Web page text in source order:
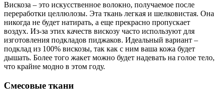
Вискоза – это искусственное волокно, получаемое после
переработки целлюлозы. Эта ткань легкая и шелковистая. Она
никогда не будет натирать, а еще прекрасно пропускает
воздух. Из-за этих качеств вискозу часто используют для
изготовления подкладов пиджаков. Идеальный вариант –
подклад из 100% вискозы, так как с ним ваша кожа будет
дышать. Более того жакет можно будет надевать на голое тело,
что крайне модно в этом году.
Смесовые ткани